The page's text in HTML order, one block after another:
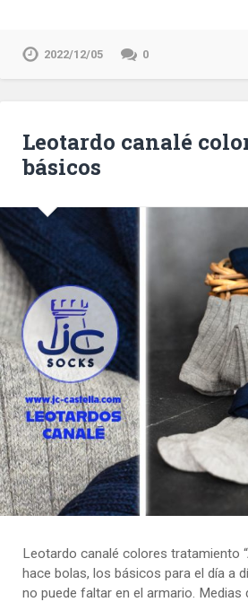
2022/12/05 0
Leotardo canalé
básicos
Leotardo canalé colores tratamiento
hace bolas, los básicos para el día a
no puede faltar en el armario. Medias